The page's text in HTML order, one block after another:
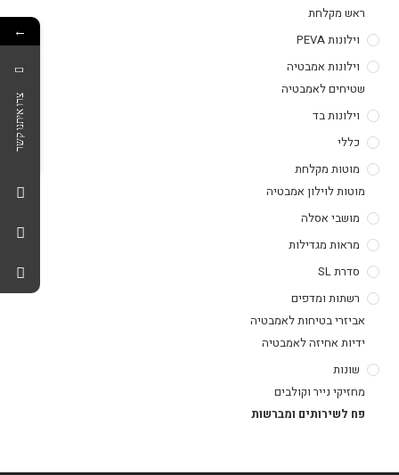
ראש מקלחת
וילונות PEVA
וילונות אמבטיה
שטיחים לאמבטיה
וילונות בד
כללי
מוטות מקלחת
מוטות לוילון אמבטיה
מושבי אסלה
מראות מגדילות
סדרת SL
רשתות ומדפים
אביזרי בטיחות לאמבטיה
ידיות אחיזה לאמבטיה
שונות
מחזיקי נייר וקולבים
פח לשירותים ומברשות
←
צרו איתנו קשר